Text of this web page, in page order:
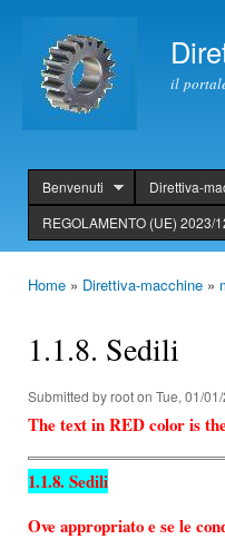
il
header
Benvenuti Direttiva-
REGOLAMENTO (UE) 2023/
Home » Direttiva-macchine »
1.1.8. Sedili
Submitted byrooton Tue, 01/
The text in RED color is
1.1.8. Sedili
Ove appropriato e se le